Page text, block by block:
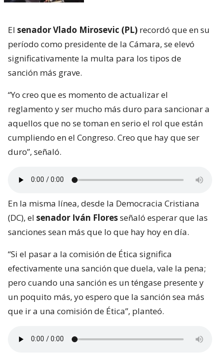
El senador Vlado Mirosevic (PL) recordó que en su
período como presidente de la Cámara, se elevó
significativamente la multa para los tipos de
sanción más grave.
“Yo creo que es momento de actualizar el
reglamento y ser mucho más duro para sancionar a
aquellos que no se toman en serio el rol que están
cumpliendo en el Congreso. Creo que hay que ser
duro”, señaló.
En la misma línea, desde la Democracia Cristiana
(DC), el senador Iván Floresseñaló esperar que las
sanciones sean más que lo que hay hoy en día.
“Si el pasar a la comisión de Ética significa
efectivamente una sanción que duela, vale la pena;
pero cuando una sanción es un téngase presente y
un poquito más, yo espero que la sanción sea más
que ir a una comisión de Ética”, planteó.